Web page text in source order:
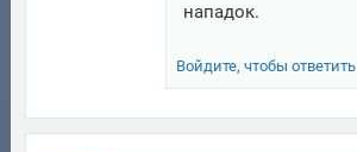
нападок.
Войдите, чтобы ответить